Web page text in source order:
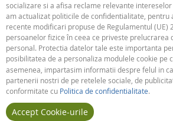
SUPORT
› Cum livram
› Plati
LEGAL
› Cookies
›
› Politica
Copyright © 2013 - 2026 CrestinOrtodox.ro
socializare si a afisa reclame relevante
am actualizat politicile de confidentialitate, pentru
recente modificari propuse de Regulamentul (UE)
persoanelor fizice în ceea ce priveste prelucrarea
personal. Protectia datelor tale este importanta
posibilitatea de a personaliza modulele cookie pe
asemenea, impartasim informatii despre felul in
partenerii nostri de pe retelele sociale, de
conformitate cu Politica de confidentialitate.
Accept Cookie-urile